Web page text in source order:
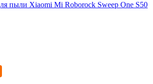
пыли Xiaomi Mi Roborock Sweep One S50